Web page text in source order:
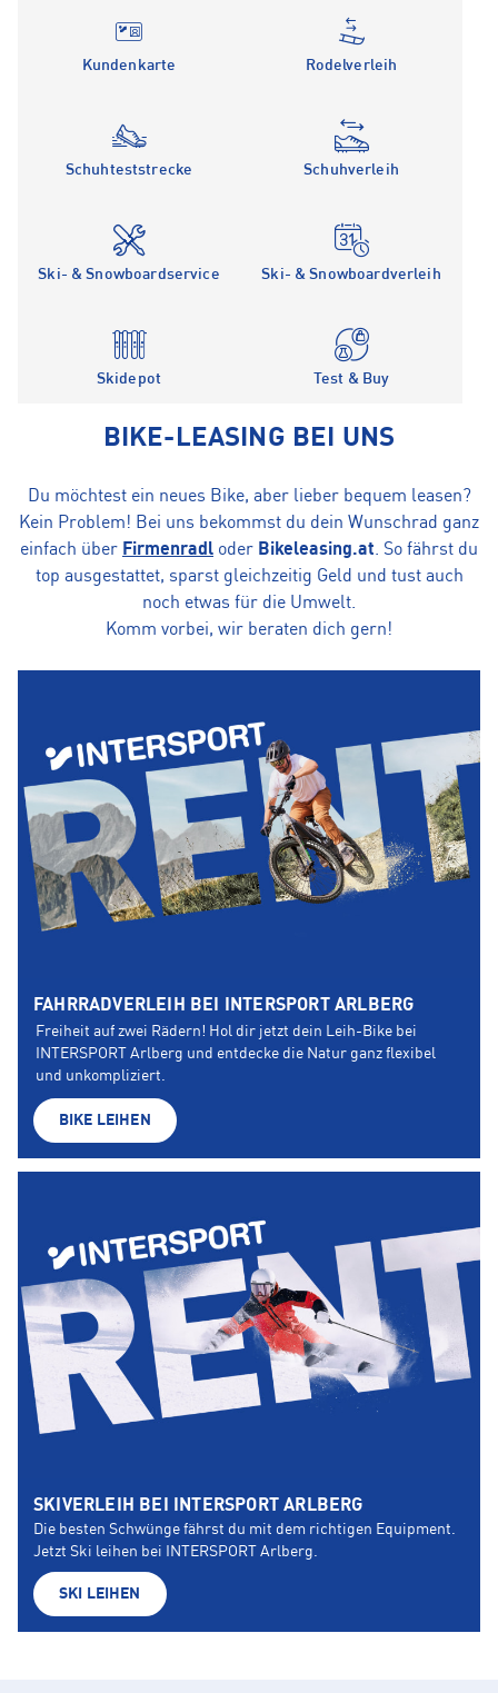
Kundenkarte Rodelverleih
Schuhteststrecke Schuhverleih
Ski- & Snowboardservice Ski- & Snowboardverleih
Skidepot Test & Buy
BIKE-LEASING BEI UNS
Du möchtest ein neues Bike, aber lieber bequem leasen?
Kein Problem! Bei uns bekommst du dein Wunschrad ganz
einfach über Firmenradl oder Bikeleasing.at. So fährst du
top ausgestattet, sparst gleichzeitig Geld und tust auch
noch etwas für die Umwelt.
Komm vorbei, wir beraten dich gern!
FAHRRADVERLEIH BEI INTERSPORT ARLBERG
Freiheit auf zwei Rädern! Hol dir jetzt dein Leih-Bike bei
INTERSPORT Arlberg und entdecke die Natur ganz flexibel
und unkompliziert.
BIKE LEIHEN
SKIVERLEIH BEI INTERSPORT ARLBERG
Die besten Schwünge fährst du mit dem richtigen Equipment.
Jetzt Ski leihen bei INTERSPORT Arlberg.
SKI LEIHEN